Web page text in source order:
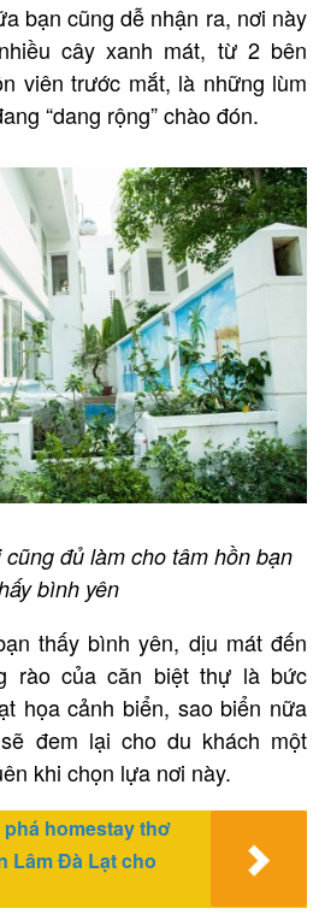
bạn cũng dễ nhận ra, nơi này
cây xanh mát, từ 2 bên
viên trước mắt, là những lùm
“dang rộng” chào đón.
đủ làm cho tâm hồn bạn
bình yên
thấy bình yên, dịu mát đến
rào của căn biệt thự là bức
họa cảnh biển, sao biển nữa
đem lại cho du khách một
khi chọn lựa nơi này.
phá homestay thơ
Lâm Đà Lạt cho